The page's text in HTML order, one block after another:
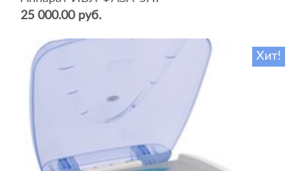
25 000.00 руб.
Хит!